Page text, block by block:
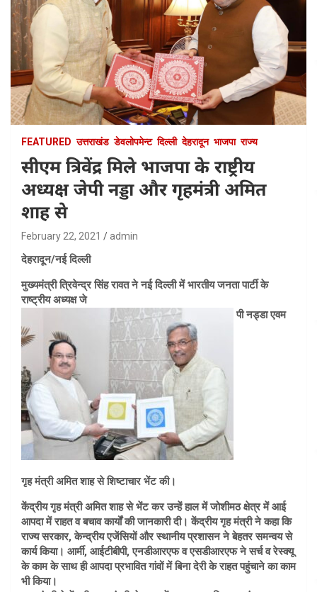
FEATURED उत्तराखंड डेवलोपमेन्ट दिल्ली देहरादून भाजपा राज्य
सीएम त्रिवेंद्र मिले भाजपा के राष्ट्रीय
अध्यक्ष जेपी नड्डा और गृहमंत्री अमित
शाह से
February 22, 2021 admin
देहरादून/नई दिल्ली
मुख्यमंत्री त्रिवेन्द्र सिंह रावत ने नई दिल्ली में भारतीय जनता पार्टी के
राष्ट्रीय अध्यक्ष जे
पी नड्डा एवम
गृह मंत्री अमित शाह से शिष्टाचार भेंट की।
केंद्रीय गृह मंत्री अमित शाह से भेंट कर उन्हें हाल में जोशीमठ क्षेत्र में आई
आपदा में राहत व बचाव कार्यों की जानकारी दी। केंद्रीय गृह मंत्री ने कहा कि
राज्य सरकार, केन्द्रीय एजेंसियों और स्थानीय प्रशासन ने बेहतर समन्वय से
कार्य किया। आर्मी, आईटीबीपी, एनडीआरएफ व एसडीआरएफ ने सर्च व रेस्क्यू
के काम के साथ ही आपदा प्रभावित गांवों में बिना देरी के राहत पहुंचाने का काम
भी किया।